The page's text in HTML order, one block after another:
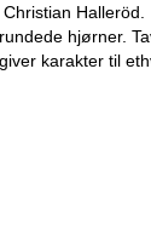
Halleröd.
hjørner.
karakter til